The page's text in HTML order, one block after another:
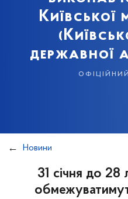
Київської
державної
Новини
31 січня до 28